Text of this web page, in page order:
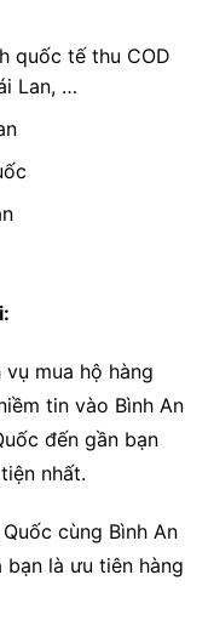
quốc tế thu COD
Lan, …
mua hộ hàng
tin vào Bình An
đến gần bạn
nhất.
cùng Bình An
bạn là ưu tiên hàng